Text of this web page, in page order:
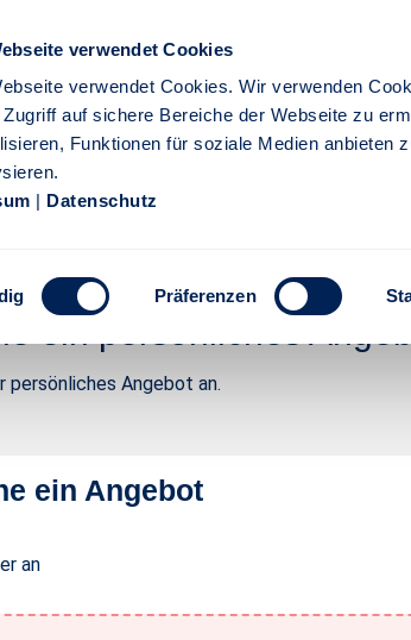
verwendet Cookies
verwendet Cookies. Wir verwenden
Zugriff auf sichere Bereiche der Webseite zu
Funktionen für soziale Medien anbieten
| Datenschutz
Präferenzen
Service Karriere
Stuttgarter
persönliches Angebot an.
ein Angebot
an